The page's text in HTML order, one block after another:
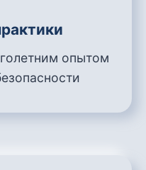
опытом